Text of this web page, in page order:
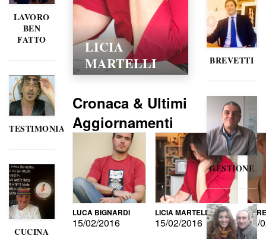
LAVORO
BEN
FATTO
TESTIMONIANZE
CUCINA
LICIA
MARTELLI
Cronaca & Ultimi
Aggiornamenti
LUCA BIGNARDI
15/02/2016
LICIA MARTELLI
15/02/2016 15/
BREVETTI
GESTIONE